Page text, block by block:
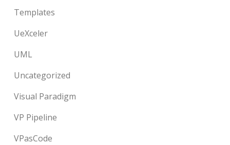
Templates
UeXceler
UML
Uncategorized
Visual Paradigm
VP Pipeline
VPasCode